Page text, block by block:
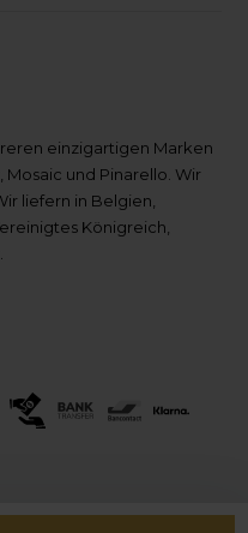
einzigartigen Marken
Mosaic und Pinarello. Wir
liefern in Belgien,
Königreich,